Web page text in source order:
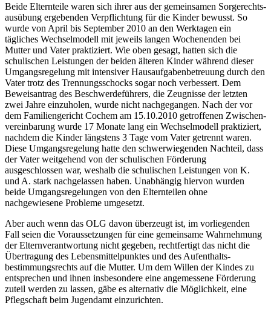
Beide Elternteile waren sich ihrer aus der gemeinsamen Sorgerechts­
ausübung ergebenden Verpflichtung für die Kinder bewusst. So
wurde von April bis September 2010 an den Werktagen ein
tägliches Wechselmodell mit jeweils langen Wochenenden bei
Mutter und Vater praktiziert. Wie oben gesagt, hatten sich die
schulischen Leistungen der beiden älteren Kinder während dieser
Umgangs­regelung mit intensiver Haus­aufgaben­betreuung durch den
Vater trotz des Trennungs­schocks sogar noch verbessert. Dem
Beweisantrag des Beschwerde­führers, die Zeugnisse der letzten
zwei Jahre einzuholen, wurde nicht nachgegangen. Nach der vor
dem Familiengericht Cochem am 15.10.2010 getroffenen Zwischen­
vereinbarung wurde 17 Monate lang ein Wechselmodell praktiziert,
nachdem die Kinder längstens 3 Tage vom Vater getrennt waren.
Diese Umgangs­regelung hatte den schwerwiegenden Nachteil, dass
der Vater weitgehend von der schulischen Förderung
ausgeschlossen war, weshalb die schulischen Leistungen von K.
und A. stark nachgelassen haben. Unabhängig hiervon wurden
beide Umgangs­regelungen von den Elternteilen ohne
nachgewiesene Probleme umgesetzt.
Aber auch wenn das OLG davon überzeugt ist, im vorliegenden
Fall seien die Vor­aus­setzungen für eine gemeinsame Wahrnehmung
der Eltern­verantwortung nicht gegeben, rechtfertigt das nicht die
Übertragung des Lebens­mittel­punktes und des Aufenthalts­
bestimmungs­rechts auf die Mutter. Um dem Willen der Kindes zu
entsprechen und ihnen insbesondere eine angemessene Förderung
zuteil werden zu lassen, gäbe es alternativ die Möglichkeit, eine
Pflegschaft beim Jugendamt einzurichten.